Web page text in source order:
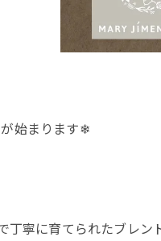
始まります❄
丁寧に育てられたブレン